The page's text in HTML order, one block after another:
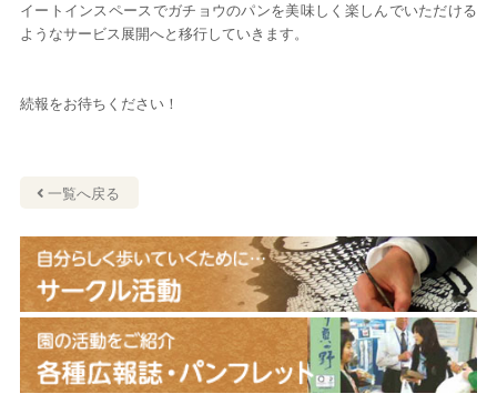
イートインスペースでガチョウのパンを美味しく楽しんでいただける
ようなサービス展開へと移行していきます。
続報をお待ちください！
一覧へ戻る